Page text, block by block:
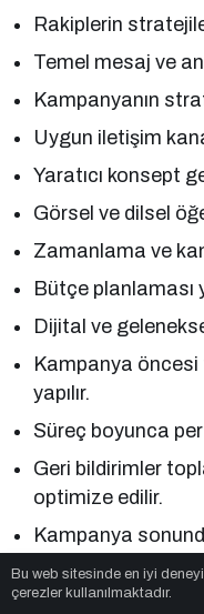
Rakiplerin
Temel mesaj ve
Kampanyanın
Uygun iletişim
Yaratıcı konsept
Görsel ve dilsel
Zamanlama ve
Bütçe planlaması
Dijital ve
Kampanya
yapılır.
Süreç boyunca
Geri bildirimler
optimize edilir.
Kampanya
hazırlanır.
Bu web sitesinde en iyi
çerezler kullanılmaktadır.